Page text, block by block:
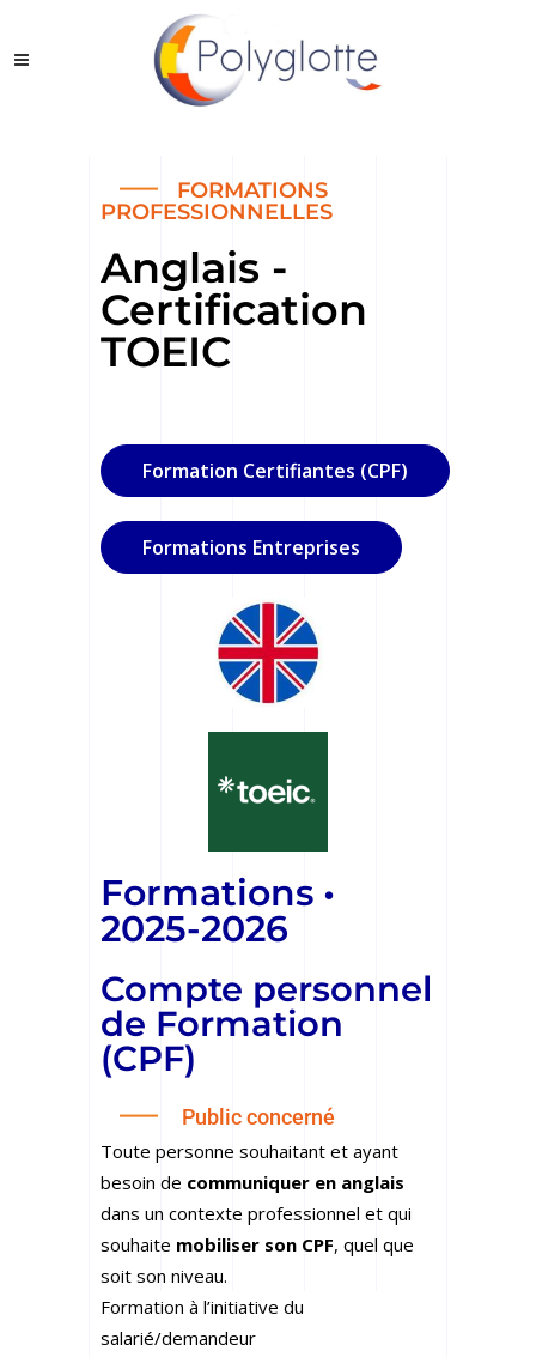
FORMATIONS
PROFESSIONNELLES
Anglais -
Certification
TOEIC
Formation Certifiantes (CPF)
Formations Entreprises
Formations •
2025-2026
Compte personnel
de Formation
(CPF)
Public concerné
Toute personne souhaitant et ayant
besoin de communiquer en anglais
dans un contexte professionnel et qui
souhaite mobiliser son CPF, quel que
soit son niveau.
Formation à l’initiative du
salarié/demandeur